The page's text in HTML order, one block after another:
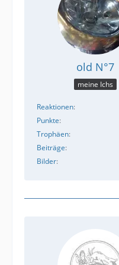
old N°7
meine Ichs
Reaktionen
Punkte
Trophäen
Beiträge
Bilder